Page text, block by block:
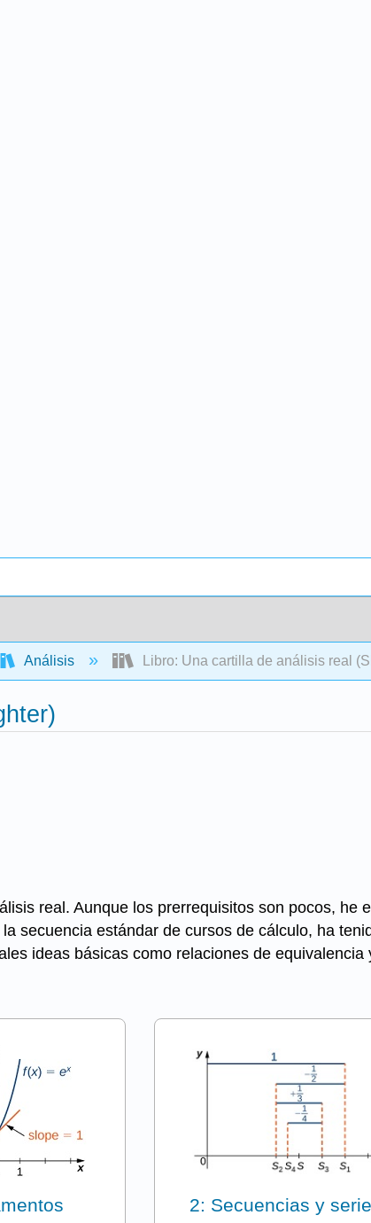
Análisis Libro: Una cartilla de análisis real
real. Aunque los prerrequisitos son pocos, he
secuencia estándar de cursos de cálculo, ha
ideas básicas como relaciones de
2: Secuencias y